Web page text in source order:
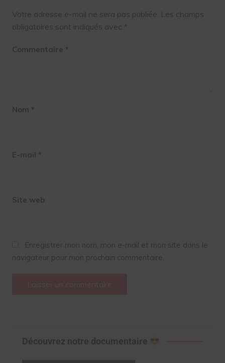
Votre adresse e-mail ne sera pas publiée. Les champs
obligatoires sont indiqués avec *
Commentaire *
Nom *
E-mail *
Site web
Enregistrer mon nom, mon e-mail et mon site dans le
navigateur pour mon prochain commentaire.
Découvrez notre documentaire